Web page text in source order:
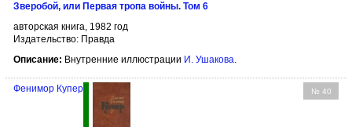
Зверобой, или Первая тропа войны. Том 6
авторская книга, 1982 год
Издательство: Правда
Описание: Внутренние иллюстрации И. Ушакова.
№ 40
Фенимор Купер